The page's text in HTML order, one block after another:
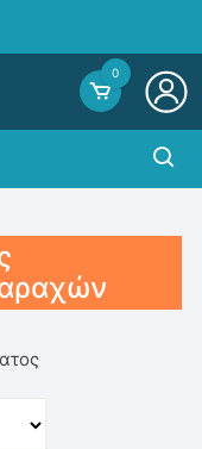
0